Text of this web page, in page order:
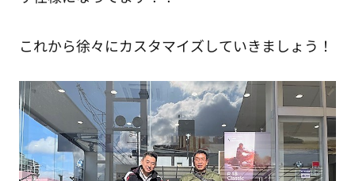
これから徐々にカスタマイズしていきましょう！